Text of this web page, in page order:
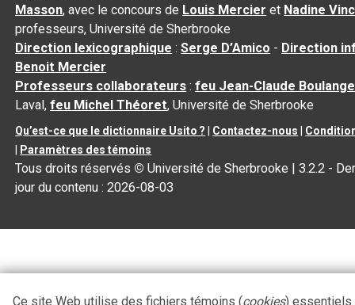
Masson, avec le concours de Louis Mercier et Nadine
professeurs, Université de Sherbrooke
Direction lexicographique :Serge D’Amico - Direction
Benoit Mercier
Professeurs collaborateurs :feu Jean-Claude
Laval,feu Michel Théoret, Université de Sherbrooke
Qu’est-ce que le dictionnaire Usito ? Contactez-nous
Paramètres des témoins
Tous droits réservés © Université de Sherbrooke |3.2.2 -
jour du contenu :2026-08-03
Ce site Web utilise des fichiers témoins (cookies) essentiels